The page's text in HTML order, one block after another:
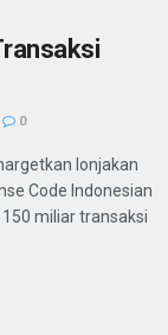
0
lonjakan
Code Indonesian
miliar transaksi